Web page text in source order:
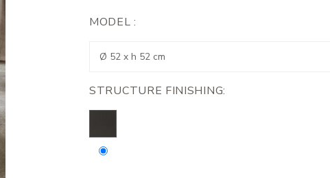
MODEL :
STRUCTURE FINISHING: